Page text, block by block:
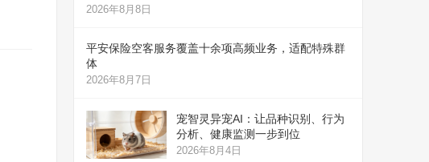
2026年8月8日
平安保险空客服务覆盖十余项高频业务，适配特殊群
体
2026年8月7日
宠智灵异宠AI：让品种识别、行为
分析、健康监测一步到位
2026年8月4日